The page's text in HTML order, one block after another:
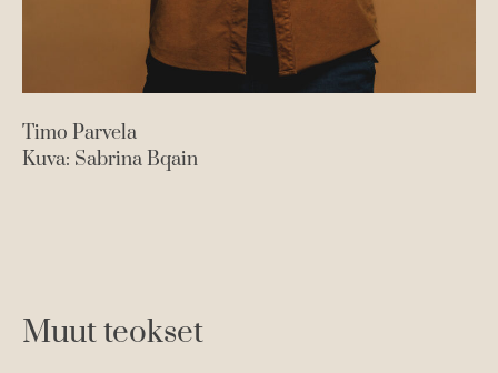
Timo Parvela
Kuva: Sabrina Bqain
Muut teokset